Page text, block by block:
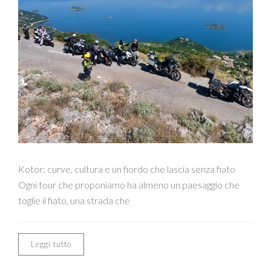
Kotor: curve, cultura e un fiordo che lascia senza fiato
Ogni tour che proponiamo ha almeno un paesaggio che
toglie il fiato, una strada che
Leggi tutto